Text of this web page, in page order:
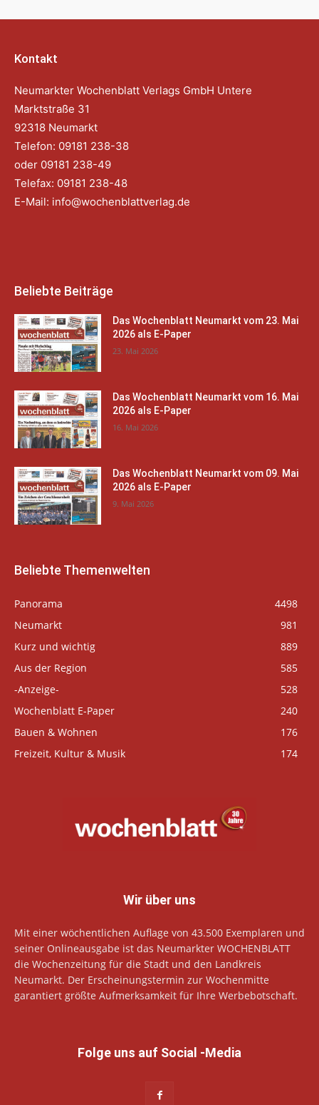
Kontakt
Neumarkter Wochenblatt Verlags GmbH Untere
Marktstraße 31
92318 Neumarkt
Telefon: 09181 238-38
oder 09181 238-49
Telefax: 09181 238-48
E-Mail: info@wochenblattverlag.de
Beliebte Beiträge
Das Wochenblatt Neumarkt vom 23. Mai
2026 als E-Paper
23. Mai 2026
Das Wochenblatt Neumarkt vom 16. Mai
2026 als E-Paper
16. Mai 2026
Das Wochenblatt Neumarkt vom 09. Mai
2026 als E-Paper
9. Mai 2026
Beliebte Themenwelten
Panorama
4498
Neumarkt
981
Kurz und wichtig
889
Aus der Region
585
-Anzeige-
528
Wochenblatt E-Paper
240
Bauen & Wohnen
176
Freizeit, Kultur & Musik
174
Wir über uns
Mit einer wöchentlichen Auflage von 43.500 Exemplaren und
seiner Onlineausgabe ist das Neumarkter WOCHENBLATT
die Wochenzeitung für die Stadt und den Landkreis
Neumarkt. Der Erscheinungstermin zur Wochenmitte
garantiert größte Aufmerksamkeit für Ihre Werbebotschaft.
Folge uns auf Social -Media